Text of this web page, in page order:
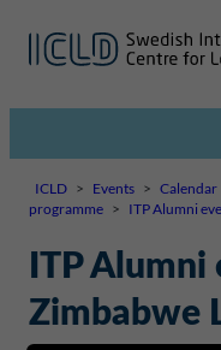
ICLD > Events > Calendar
programme > ITP Alumni
ITP
Zimbabwe